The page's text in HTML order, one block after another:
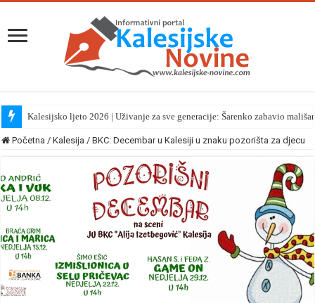
Kalesijsko ljeto 2026 | Uživanje za sve generacije: Šarenko zabavio
Početna / Kalesija / BKC: Decembar u Kalesiji u znaku pozorišta za djecu